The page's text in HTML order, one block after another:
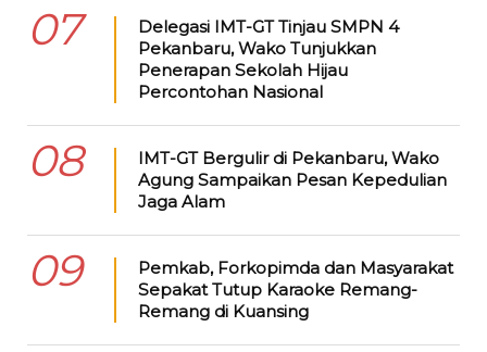
07
Delegasi IMT-GT Tinjau SMPN 4
Pekanbaru, Wako Tunjukkan
Penerapan Sekolah Hijau
Percontohan Nasional
08
IMT-GT Bergulir di Pekanbaru, Wako
Agung Sampaikan Pesan Kepedulian
Jaga Alam
09
Pemkab, Forkopimda dan Masyarakat
Sepakat Tutup Karaoke Remang-
Remang di Kuansing